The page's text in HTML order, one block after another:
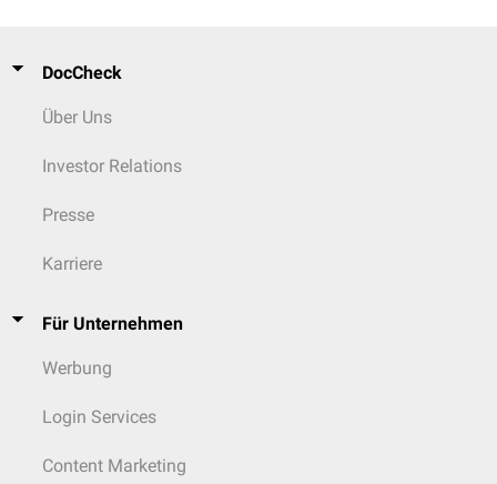
DocCheck
Über Uns
Investor Relations
Presse
Karriere
Für Unternehmen
Werbung
Login Services
Content Marketing